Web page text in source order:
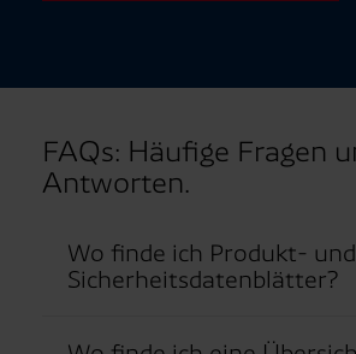
FAQs: Häufige Fragen
Antworten.
Wo finde ich Produkt- und
Sicherheitsdatenblätter?